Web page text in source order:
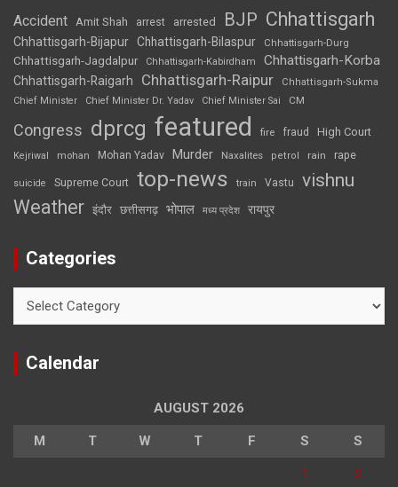
Accident Amit Shah arrest arrested BJP Chhattisgarh
Chhattisgarh-Bijapur Chhattisgarh-Bilaspur Chhattisgarh-Durg
Chhattisgarh-Jagdalpur Chhattisgarh-Kabirdham Chhattisgarh-Korba
Chhattisgarh-Raigarh Chhattisgarh-Raipur
Chhattisgarh-Sukma
Chief Minister
Chief Minister Dr. Yadav Chief Minister Sai CM
Congress dprcg featured fire fraud High Court
Kejriwal mohan Mohan Yadav Murder Naxalites petrol rain rape
suicide Supreme Court top-news train Vastu vishnu
Weather इंदौर छत्तीसगढ़ भोपाल मध्य प्रदेश रायपुर
Categories
Calendar
AUGUST 2026
M T W T F S S
1 2